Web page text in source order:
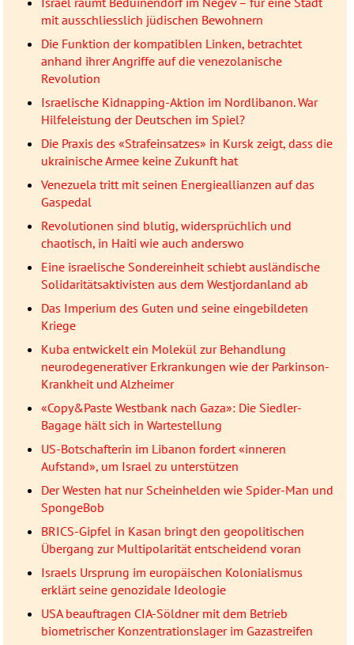
mit ausschliesslich jüdischen Bewohnern
Die Funktion der kompatiblen Linken, betrachtet
anhand ihrer Angriffe auf die venezolanische
Revolution
Israelische Kidnapping-Aktion im Nordlibanon. War
Hilfeleistung der Deutschen im Spiel?
Die Praxis des «Strafeinsatzes» in Kursk zeigt, dass die
ukrainische Armee keine Zukunft hat
Venezuela tritt mit seinen Energieallianzen auf das
Gaspedal
Revolutionen sind blutig, widersprüchlich und
chaotisch, in Haiti wie auch anderswo
Eine israelische Sondereinheit schiebt ausländische
Solidaritätsaktivisten aus dem Westjordanland ab
Das Imperium des Guten und seine eingebildeten
Kriege
Kuba entwickelt ein Molekül zur Behandlung
neurodegenerativer Erkrankungen wie der Parkinson-
Krankheit und Alzheimer
«Copy&Paste Westbank nach Gaza»: Die Siedler-
Bagage hält sich in Wartestellung
US-Botschafterin im Libanon fordert «inneren
Aufstand», um Israel zu unterstützen
Der Westen hat nur Scheinhelden wie Spider-Man und
SpongeBob
BRICS-Gipfel in Kasan bringt den geopolitischen
Übergang zur Multipolarität entscheidend voran
Israels Ursprung im europäischen Kolonialismus
erklärt seine genozidale Ideologie
USA beauftragen CIA-Söldner mit dem Betrieb
biometrischer Konzentrationslager im Gazastreifen